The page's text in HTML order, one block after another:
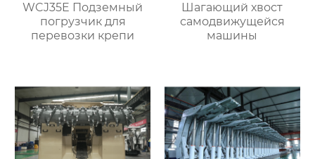
WCJ35E Подземный
погрузчик для
перевозки крепи
Шагающий хвост
самодвижущейся
машины